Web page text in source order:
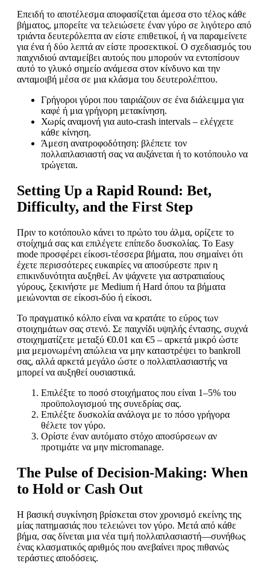
Επειδή το αποτέλεσμα αποφασίζεται άμεσα στο τέλος κάθε
βήματος, μπορείτε να τελειώσετε έναν γύρο σε λιγότερο από
τριάντα δευτερόλεπτα αν είστε επιθετικοί, ή να παραμείνετε
για ένα ή δύο λεπτά αν είστε προσεκτικοί. Ο σχεδιασμός του
παιχνιδιού ανταμείβει αυτούς που μπορούν να εντοπίσουν
αυτό το γλυκό σημείο ανάμεσα στον κίνδυνο και την
ανταμοιβή μέσα σε μια κλάσμα του δευτερολέπτου.
Γρήγοροι γύροι που ταιριάζουν σε ένα διάλειμμα για
καφέ ή μια γρήγορη μετακίνηση.
Χωρίς αναμονή για auto‑crash intervals – ελέγχετε
κάθε κίνηση.
Άμεση ανατροφοδότηση: βλέπετε τον
πολλαπλασιαστή σας να αυξάνεται ή το κοτόπουλο να
τρώγεται.
Setting Up a Rapid Round: Bet,
Difficulty, and the First Step
Πριν το κοτόπουλο κάνει το πρώτο του άλμα, ορίζετε το
στοίχημά σας και επιλέγετε επίπεδο δυσκολίας. Το Easy
mode προσφέρει είκοσι‑τέσσερα βήματα, που σημαίνει ότι
έχετε περισσότερες ευκαιρίες να αποσύρεστε πριν η
επικινδυνότητα αυξηθεί. Αν ψάχνετε για αστραπιαίους
γύρους, ξεκινήστε με Medium ή Hard όπου τα βήματα
μειώνονται σε είκοσι‑δύο ή είκοσι.
Το πραγματικό κόλπο είναι να κρατάτε το εύρος των
στοιχημάτων σας στενό. Σε παιχνίδι υψηλής έντασης, συχνά
στοιχηματίζετε μεταξύ €0.01 και €5 – αρκετά μικρό ώστε
μια μεμονωμένη απώλεια να μην καταστρέψει το bankroll
σας, αλλά αρκετά μεγάλο ώστε ο πολλαπλασιαστής να
μπορεί να αυξηθεί ουσιαστικά.
Επιλέξτε το ποσό στοιχήματος που είναι 1–5% του
προϋπολογισμού της συνεδρίας σας.
Επιλέξτε δυσκολία ανάλογα με το πόσο γρήγορα
θέλετε τον γύρο.
Ορίστε έναν αυτόματο στόχο αποσύρσεων αν
προτιμάτε να μην micromanage.
The Pulse of Decision‑Making: When
to Hold or Cash Out
Η βασική συγκίνηση βρίσκεται στον χρονισμό εκείνης της
μίας πατημασιάς που τελειώνει τον γύρο. Μετά από κάθε
βήμα, σας δίνεται μια νέα τιμή πολλαπλασιαστή—συνήθως
ένας κλασματικός αριθμός που ανεβαίνει προς πιθανώς
τεράστιες αποδόσεις.